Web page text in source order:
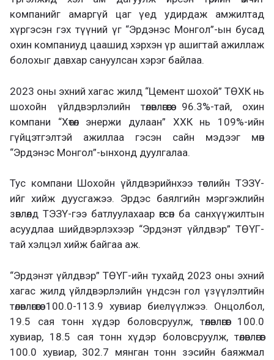
компанийг амаргүй цаг үед удирдаж амжилтад
хүргэсэн гэх түүний үг “Эрдэнэс Монгол”-ын бусад
охин компаниуд цаашид хэрхэн үр ашигтай ажиллаж
болохыг давхар сануулсан хэрэг байлаа.
2023 оны эхний хагас жилд “Цемент шохой” ТӨХК нь
шохойн үйлдвэрлэлийн төлөвлөгөөгөө 96.3%-тай, охин
компани “Хөтөл энержи дулаан” ХХК нь 109%-ийн
гүйцэтгэлтэй ажиллаа гэсэн сайн мэдээг мөн
“Эрдэнэс Монгол”-ынхонд дуулгалаа.
Тус компани Шохойн үйлдвэрийнхээ төслийн ТЭЗҮ-
ийг хийж дуусгажээ. Эрдэс баялгийн мэргэжлийн
зөвлөлд ТЭЗҮ-гээ батлуулахаар өгсөн ба санхүүжилтын
асуудлаа шийдвэрлэхээр “Эрдэнэт үйлдвэр” ТӨҮГ-
тай хэлцэл хийж байгаа аж.
“Эрдэнэт үйлдвэр” ТӨҮГ-ийн тухайд 2023 оны эхний
хагас жилд үйлдвэрлэлийн үндсэн гол үзүүлэлтийн
төлөвлөгөөгөө 100.0-113.9 хувиар биелүүлжээ. Онцолбол,
19.5 сая тонн хүдэр боловсруулж, төлөвлөгөөг 100.0
хувиар, 18.5 сая тонн хүдэр боловсруулж, төлөвлөгөөг
100.0 хувиар, 302.7 мянган тонн зэсийн баяжмал